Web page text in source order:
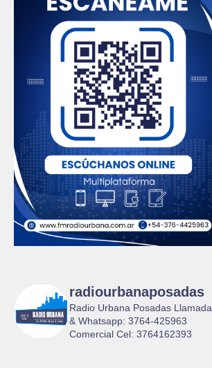
radiourbanaposadas
Radio Urbana Posadas
& Whatsapp: 3764-425963
Comercial Cel: 3764162393